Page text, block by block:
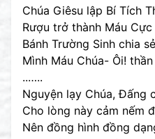
Chúa Giêsu lập Bí Tích
Rượu trở thành Máu
Bánh Trường Sinh chia
Mình Máu Chúa- Ôi!
..…..
Nguyện lạy Chúa, Đấng
Cho lòng này cảm nếm
Nên đồng hình đồng